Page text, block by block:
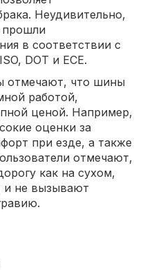
Неудивительно,
прошли
в соответствии с
DOT и ECE.
отмечают, что шины
работой,
ценой. Например,
оценки за
при езде, а также
отмечают,
как на сухом,
и не вызывают